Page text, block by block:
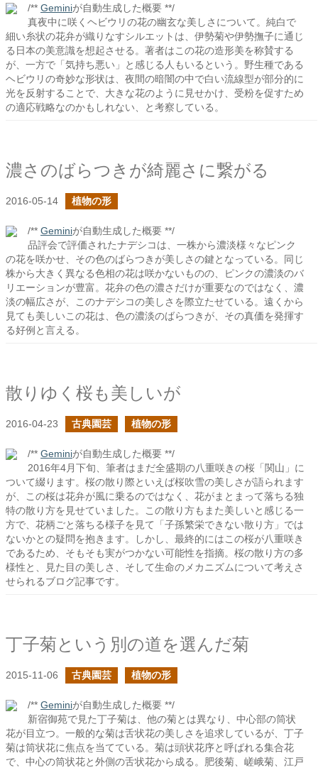
/** Geminiが自動生成した概要 **/
真夜中に咲くヘビウリの花の幽玄な美しさについて。純白で
細い糸状の花弁が織りなすシルエットは、伊勢菊や伊勢撫子に通じ
る日本の美意識を想起させる。著者はこの花の造形美を称賛する
が、一方で「気持ち悪い」と感じる人もいるという。野生種である
ヘビウリの奇妙な形状は、夜間の暗闇の中で白い流線型が部分的に
光を反射することで、大きな花のように見せかけ、受粉を促すため
の適応戦略なのかもしれない、と考察している。
濃さのばらつきが綺麗さに繋がる
2016-05-14 植物の形
/** Geminiが自動生成した概要 **/
品評会で評価されたナデシコは、一株から濃淡様々なピンク
の花を咲かせ、その色のばらつきが美しさの鍵となっている。同じ
株から大きく異なる色相の花は咲かないものの、ピンクの濃淡のバ
リエーションが豊富。花弁の色の濃さだけが重要なのではなく、濃
淡の幅広さが、このナデシコの美しさを際立たせている。遠くから
見ても美しいこの花は、色の濃淡のばらつきが、その真価を発揮す
る好例と言える。
散りゆく桜も美しいが
2016-04-23 古典園芸 植物の形
/** Geminiが自動生成した概要 **/
2016年4月下旬、筆者はまだ全盛期の八重咲きの桜「関山」に
ついて綴ります。桜の散り際といえば桜吹雪の美しさが語られます
が、この桜は花弁が風に乗るのではなく、花がまとまって落ちる独
特の散り方を見せていました。この散り方もまた美しいと感じる一
方で、花柄ごと落ちる様子を見て「子孫繁栄できない散り方」では
ないかとの疑問を抱きます。しかし、最終的にはこの桜が八重咲き
であるため、そもそも実がつかない可能性を指摘。桜の散り方の多
様性と、見た目の美しさ、そして生命のメカニズムについて考えさ
せられるブログ記事です。
丁子菊という別の道を選んだ菊
2015-11-06 古典園芸 植物の形
/** Geminiが自動生成した概要 **/
新宿御苑で見た丁子菊は、他の菊とは異なり、中心部の筒状
花が目立つ。一般的な菊は舌状花の美しさを追求しているが、丁子
菊は筒状花に焦点を当てている。菊は頭状花序と呼ばれる集合花
で、中心の筒状花と外側の舌状花から成る。肥後菊、嵯峨菊、江戸